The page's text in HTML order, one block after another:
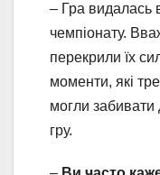
– Гра видалась
чемпіонату.
перекрили їх
моменти, які
могли забивати
гру.